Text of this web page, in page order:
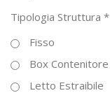
Tipologia Struttura *
Fisso
Box Contenitore
Letto Estraibile